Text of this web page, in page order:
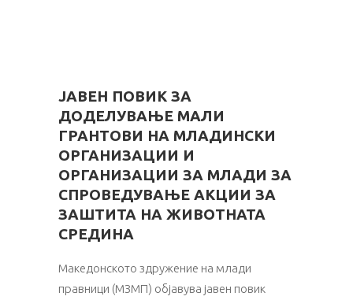
ЈАВЕН ПОВИК ЗА
ДОДЕЛУВАЊЕ МАЛИ
ГРАНТОВИ НА МЛАДИНСКИ
ОРГАНИЗАЦИИ И
ОРГАНИЗАЦИИ ЗА МЛАДИ ЗА
СПРОВЕДУВАЊЕ АКЦИИ ЗА
ЗАШТИТА НА ЖИВОТНАТА
СРЕДИНА
Македонското здружение на млади
правници (МЗМП) објавува јавен повик